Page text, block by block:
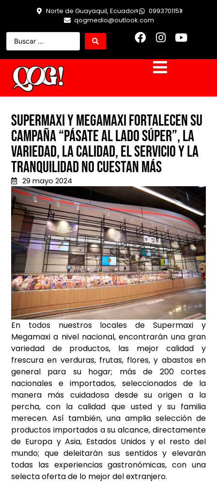
Norte de Guayaquil, Ecuador
0993701151
qogmedio@outlook.com
Supermaxi y Megamaxi fortalecen su
campaña “Pásate al lado Súper”, la
variedad, la calidad, el servicio y la
tranquilidad no cuestan más
29 mayo 2024
En todos nuestros locales de Supermaxi y
Megamaxi a nivel nacional, encontrarán una gran
variedad de
productos, las mejor calidad y
frescura en verduras, frutas, flores, y abastos en
general para su hogar; más de 200 cortes
nacionales e importados, seleccionados de la
manera más cuidadosa desde su origen a la
percha, con la calidad que usted y su familia
merecen. Así también, una amplia selección de
productos importados a su alcance, directamente
de Europa y Asia, Estados Unidos y el resto del
mundo; que deleitarán sus sentidos y elevarán
todas las experiencias gastronómicas, con una
selecta oferta de lo mejor del extranjero.